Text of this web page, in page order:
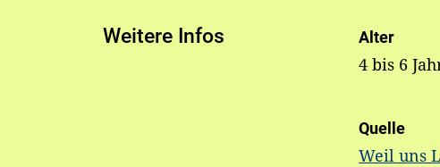
Weitere Infos Alter
4 bis 6
Quelle
Weil uns